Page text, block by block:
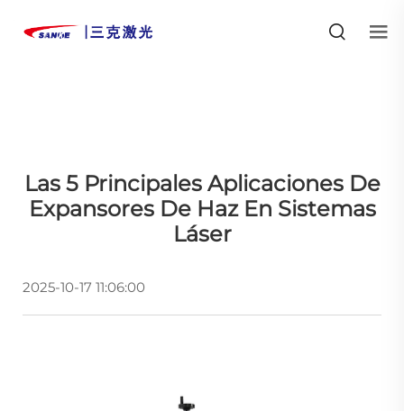
Las 5 Principales Aplicaciones De
Expansores De Haz En Sistemas
Láser
2025-10-17 11:06:00